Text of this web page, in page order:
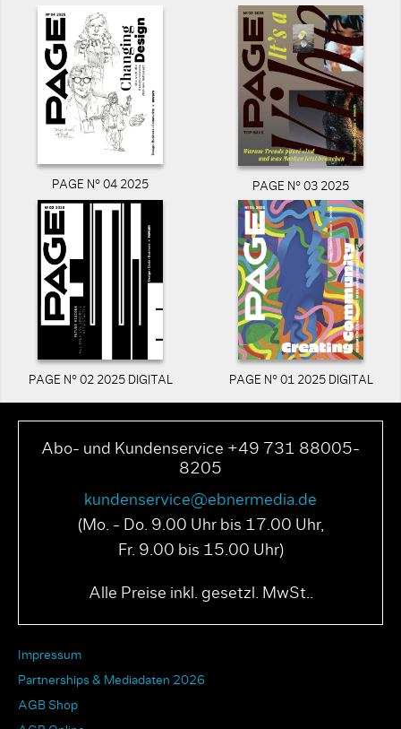
PAGE N° 04 2025 PAGE N° 03 2025
PAGE N° 02 2025 DIGITAL PAGE N° 01 2025 DIGITAL
Abo- und Kundenservice +49 731 88005-
8205
kundenservice@ebnermedia.de
(Mo. - Do. 9.00 Uhr bis 17.00 Uhr,
Fr. 9.00 bis 15.00 Uhr)
Alle Preise inkl. gesetzl. MwSt..
Impressum
Partnerships & Mediadaten 2026
AGB Shop